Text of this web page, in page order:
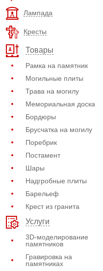
Лампада
Кресты
Товары
Рамка на памятник
Могильные плиты
Трава на могилу
Мемориальная доска
Бордюры
Брусчатка на могилу
Поребрик
Постамент
Шары
Надгробные плиты
Барельеф
Крест из гранита
Услуги
3D-моделирование
памятников
Гравировка на
памятниках